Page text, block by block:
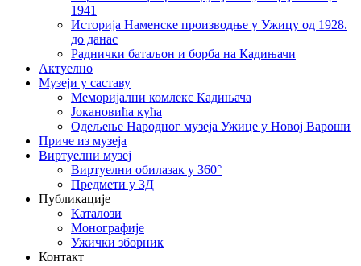
1941
Историја Наменске производње у Ужицу од 1928.
до данас
Раднички батаљон и борба на Кадињачи
Актуелно
Музеји у саставу
Меморијални комлекс Кадињача
Јокановића кућа
Oдељење Народног музеја Ужице у Новој Вароши
Приче из музеја
Виртуелни музеј
Виртуелни обилазак у 360°
Предмети у 3Д
Публикације
Каталози
Монографије
Ужички зборник
Контакт